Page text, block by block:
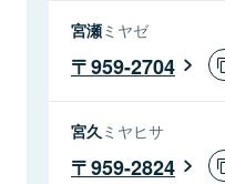
宮瀬ミヤゼ
959-2704
宮久 ミヤヒサ
959-2824